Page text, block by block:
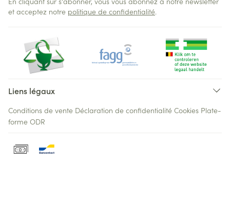
et acceptez notre politique de confidentialité.
Liens légaux
Conditions de vente Déclaration de confidentialité Cookies Plate-
forme ODR